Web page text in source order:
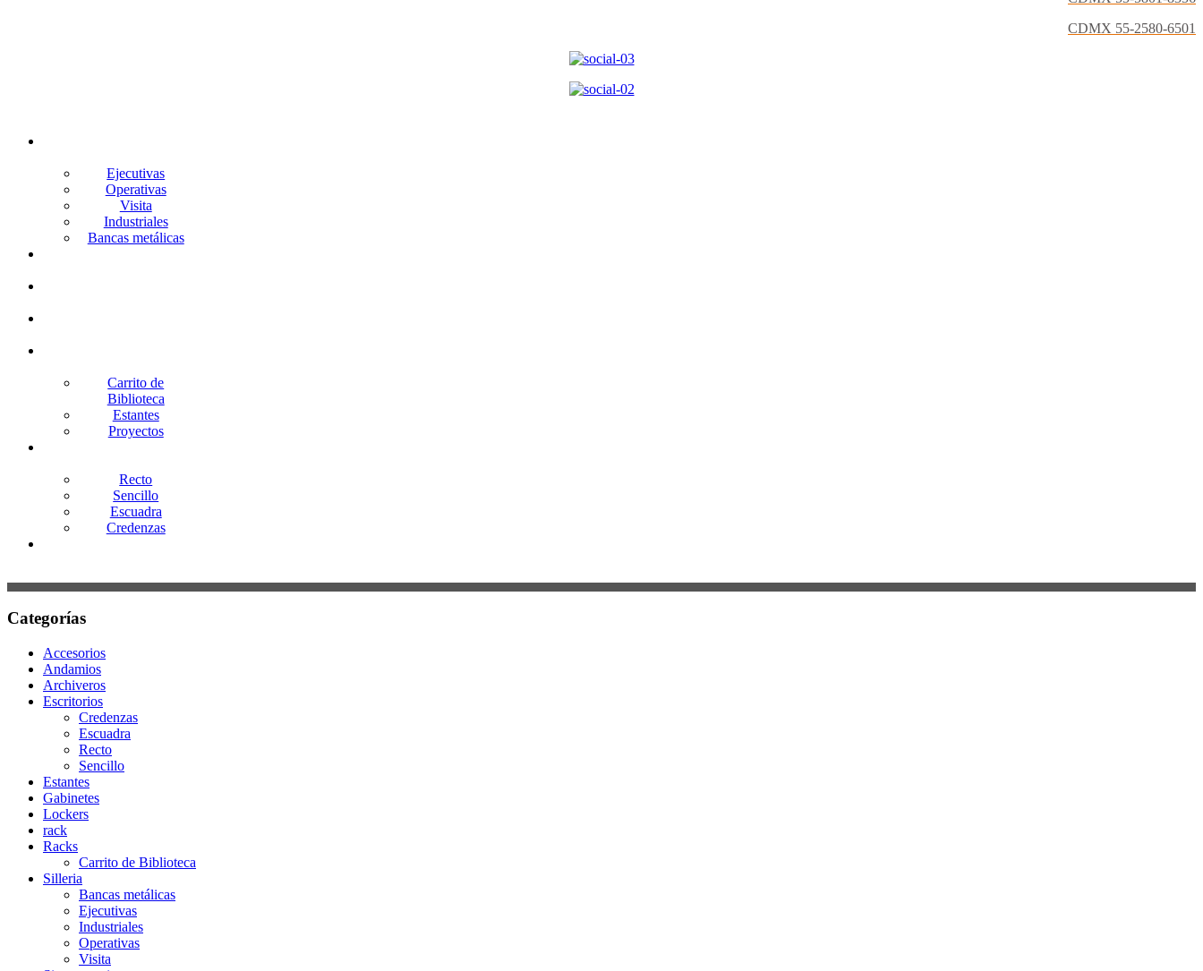
CDMX 55-2580-6501
Ejecutivas
Operativas
Visita
Industriales
Bancas metálicas
Carrito de
Biblioteca
Estantes
Proyectos
Recto
Sencillo
Escuadra
Credenzas
Categorías
Accesorios
Andamios
Archiveros
Escritorios
Credenzas
Escuadra
Recto
Sencillo
Estantes
Gabinetes
Lockers
rack
Racks
Carrito de Biblioteca
Silleria
Bancas metálicas
Ejecutivas
Industriales
Operativas
Visita